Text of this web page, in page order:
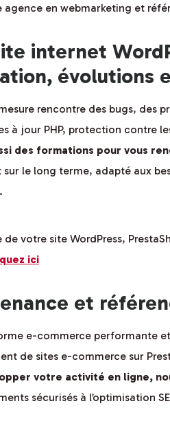
en webmarketing et
internet
évolutions
rencontre des bugs,
à jour PHP, protection contre
des formations pour vous
sur le long terme, adapté aux
votre site WordPress,
ici
et
e-commerce performante
de sites e-commerce sur
votre activité en ligne,
sécurisés à l’optimisation